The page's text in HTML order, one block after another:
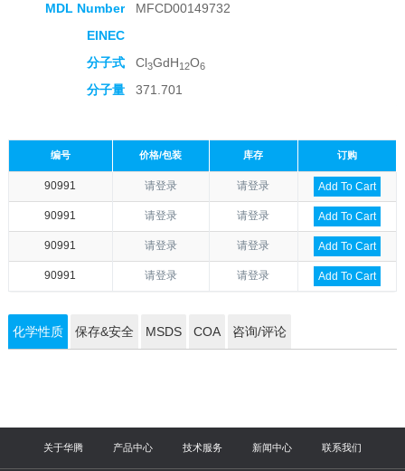
MDL Number
MFCD00149732
EINEC
分子式
Cl3GdH12O6
分子量 371.701
编号 价格/包装 库存 订购
90991 请登录 请登录 Add To Cart
90991 请登录 请登录 Add To Cart
90991 请登录 请登录 Add To Cart
90991 请登录 请登录 Add To Cart
化学性质 保存&安全 MSDS COA 咨询/评论
关于华腾 产品中心 技术服务 新闻中心 联系我们